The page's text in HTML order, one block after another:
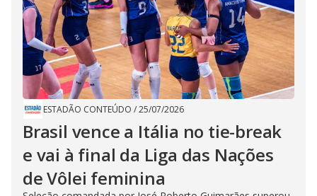
ESTADÃO CONTEÚDO /25/07/2026
Brasil vence a Itália no tie-break
e vai à final da Liga das Nações
de Vôlei feminina